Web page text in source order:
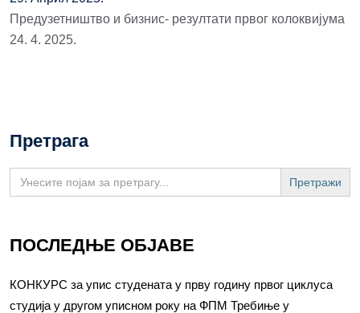
Предузетништво и бизнис- резултати првог колоквијума
24. 4. 2025.
Претрага
Search
for:
ПОСЛЕДЊЕ ОБЈАВЕ
КОНКУРС за упис студената у прву годину првог циклуса
студија у другом уписном року на ФПМ Требиње у